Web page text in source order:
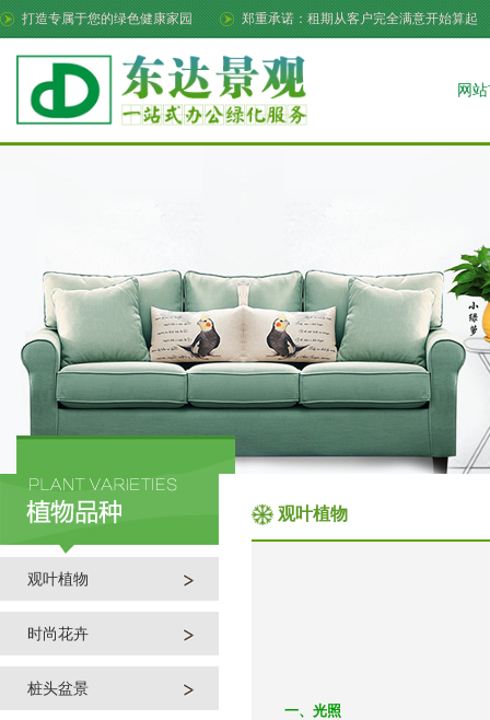
打造专属于您的绿色健康家园 郑重承诺：租期从客户完全满意开始算起
网
观叶植物
时尚花卉
桩头盆景
观叶植物
一、光照